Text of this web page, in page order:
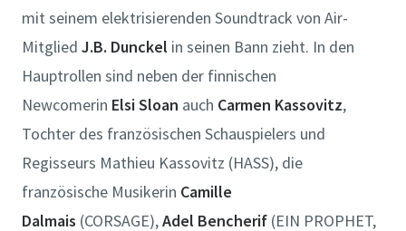
mit seinem elektrisierenden Soundtrack von Air-
Mitglied J.B. Dunckel in seinen Bann zieht. In den
Hauptrollen sind neben der finnischen
Newcomerin Elsi Sloan auch Carmen Kassovitz,
Tochter des französischen Schauspielers und
Regisseurs Mathieu Kassovitz (HASS), die
französische Musikerin Camille
Dalmais (CORSAGE),Adel Bencherif (EIN PROPHET,